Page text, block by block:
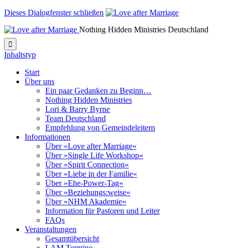
Dieses Dialogfenster schließen
Nothing Hidden Ministries Deutschland

Inhaltstyp
Start
Über uns
Ein paar Gedanken zu Beginn…
Nothing Hidden Ministries
Lori & Barry Byrne
Team Deutschland
Empfehlung von Gemeindeleitern
Informationen
Über »Love after Marriage«
Über »Single Life Workshop«
Über »Spirit Connection«
Über »Liebe in der Familie«
Über »Ehe-Power-Tag«
Über »Beziehungs:weise«
Über »NHM Akademie«
Information für Pastoren und Leiter
FAQs
Veranstaltungen
Gesamtübersicht